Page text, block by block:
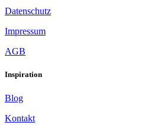
Datenschutz
Impressum
AGB
Inspiration
Blog
Kontakt